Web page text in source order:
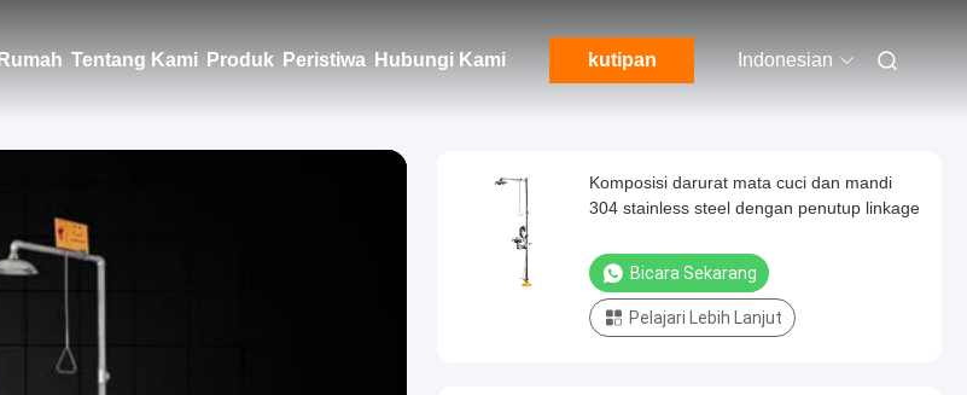
Rumah Tentang Kami Produk Peristiwa Hubungi Kami kutipan Indonesian
Komposisi darurat mata cuci dan mandi
304 stainless steel dengan penutup linkage
Bicara Sekarang
Pelajari Lebih Lanjut